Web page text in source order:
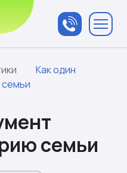
Как один
семьи